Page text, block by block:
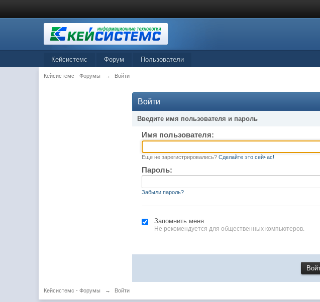
Кейсистемс Форум Пользователи
Кейсистемс - Форумы → Войти
Войти
Введите имя пользователя и пароль
Имя пользователя:
Еще не зарегистрировались? Сделайте это сейчас!
Пароль:
Забыли пароль?
Запомнить меня
Не рекомендуется для общественных компьютеров.
Кейсистемс - Форумы → Войти